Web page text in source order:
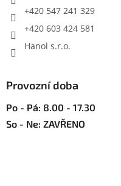
+420 547 241 329
+420 603 424 581
Hanol s.r.o.
Provozní doba
Po - Pá: 8.00 - 17.30
So - Ne: ZAVŘENO